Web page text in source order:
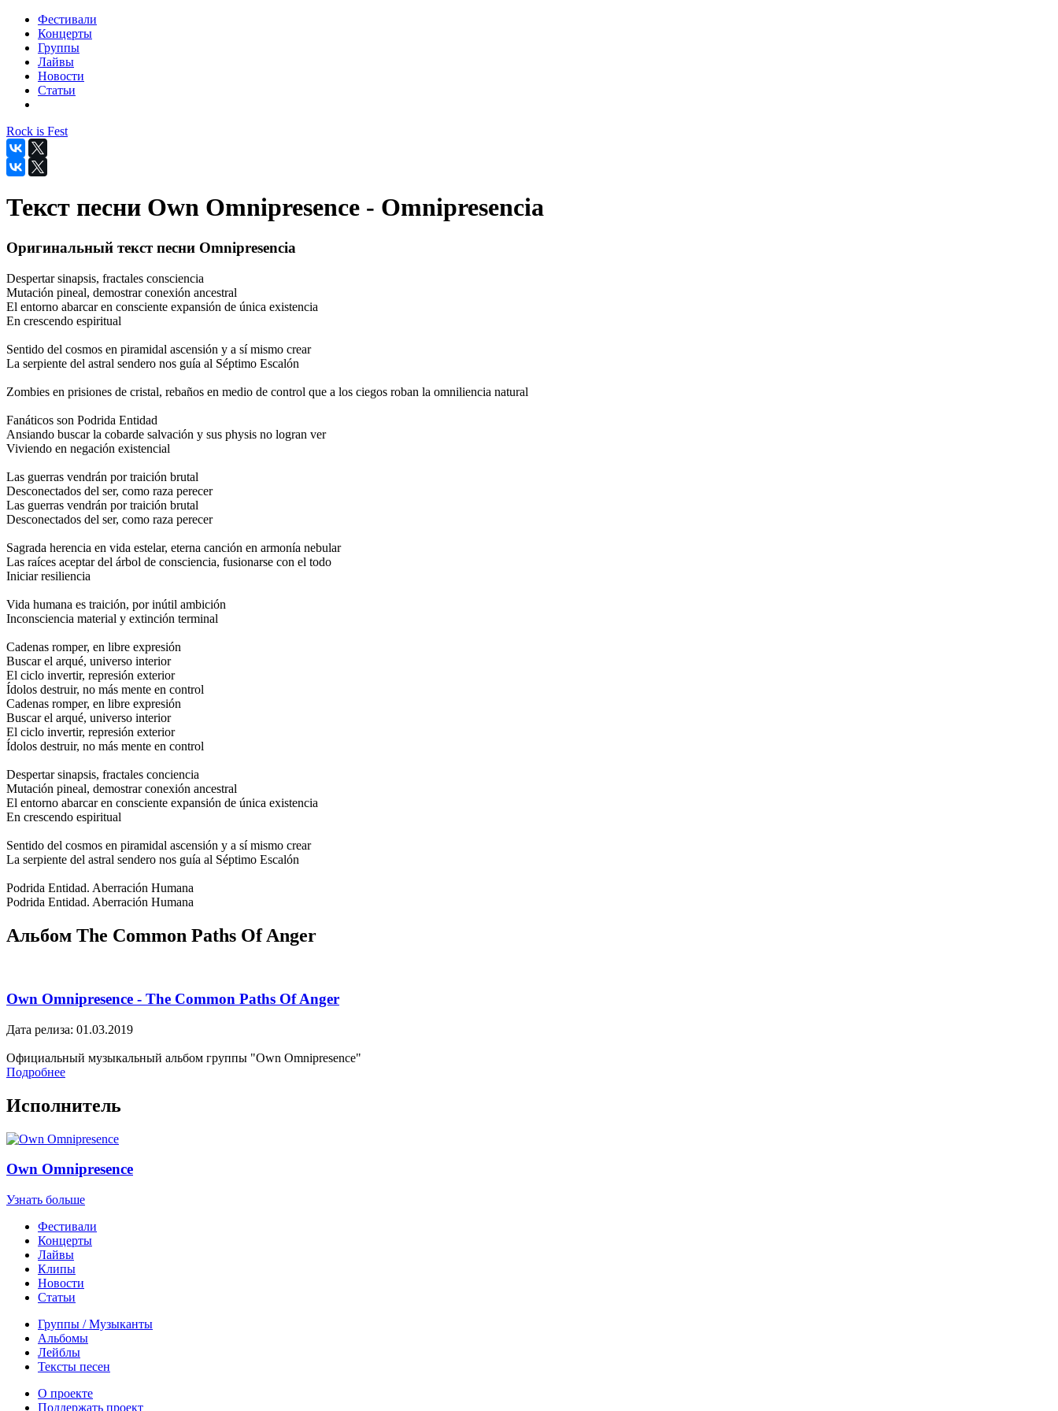
Фестивали
Концерты
Группы
Лайвы
Новости
Статьи
Rock is Fest
Текст песни Own Omnipresence - Omnipresencia
Оригинальный текст песни Omnipresencia
Despertar sinapsis, fractales consciencia
Mutación pineal, demostrar conexión ancestral
El entorno abarcar en consciente expansión de única existencia
En crescendo espiritual
Sentido del cosmos en piramidal ascensión y a sí mismo crear
La serpiente del astral sendero nos guía al Séptimo Escalón
Zombies en prisiones de cristal, rebaños en medio de control que a los ciegos roban la omniliencia natural
Fanáticos son Podrida Entidad
Ansiando buscar la cobarde salvación y sus physis no logran ver
Viviendo en negación existencial
Las guerras vendrán por traición brutal
Desconectados del ser, como raza perecer
Las guerras vendrán por traición brutal
Desconectados del ser, como raza perecer
Sagrada herencia en vida estelar, eterna canción en armonía nebular
Las raíces aceptar del árbol de consciencia, fusionarse con el todo
Iniciar resiliencia
Vida humana es traición, por inútil ambición
Inconsciencia material y extinción terminal
Cadenas romper, en libre expresión
Buscar el arqué, universo interior
El ciclo invertir, represión exterior
Ídolos destruir, no más mente en control
Cadenas romper, en libre expresión
Buscar el arqué, universo interior
El ciclo invertir, represión exterior
Ídolos destruir, no más mente en control
Despertar sinapsis, fractales conciencia
Mutación pineal, demostrar conexión ancestral
El entorno abarcar en consciente expansión de única existencia
En crescendo espiritual
Sentido del cosmos en piramidal ascensión y a sí mismo crear
La serpiente del astral sendero nos guía al Séptimo Escalón
Podrida Entidad. Aberración Humana
Podrida Entidad. Aberración Humana
Альбом The Common Paths Of Anger
Own Omnipresence - The Common Paths Of Anger
Дата релиза: 01.03.2019
Официальный музыкальный альбом группы "Own Omnipresence"
Подробнее
Исполнитель
Own Omnipresence
Узнать больше
Фестивали
Концерты
Лайвы
Клипы
Новости
Статьи
Группы / Музыканты
Альбомы
Лейблы
Тексты песен
О проекте
Поддержать проект